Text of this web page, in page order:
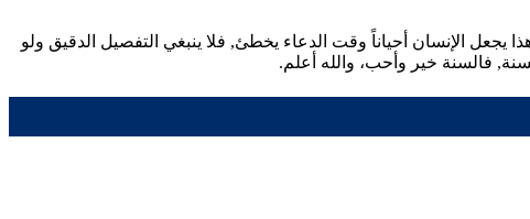
يجعل الإنسان أحياناً وقت الدعاء يخطئ, فلا ينبغي التفصيل الدقيق ولو
فالسنة خير وأحب، والله أعلم.